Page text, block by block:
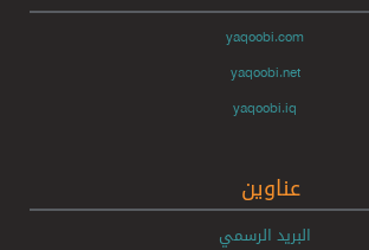
yaqoobi.com
yaqoobi.net
yaqoobi.iq
عناوين
البريد الرسمي